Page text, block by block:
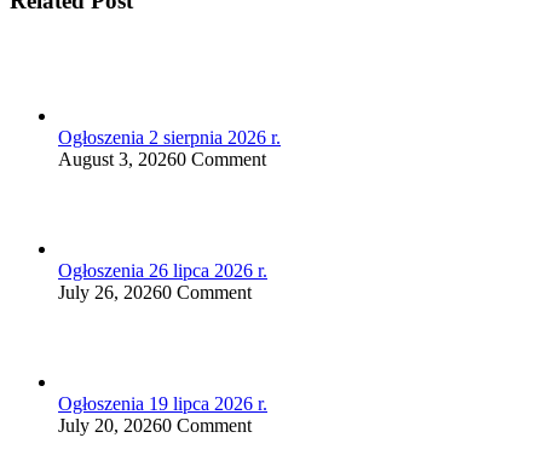
Ogłoszenia 2 sierpnia 2026 r.
August 3, 20260 Comment
Ogłoszenia 26 lipca 2026 r.
July 26, 20260 Comment
Ogłoszenia 19 lipca 2026 r.
July 20, 20260 Comment